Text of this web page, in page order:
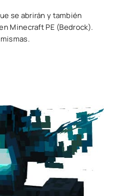
se abrirán y también
Minecraft PE (Bedrock).